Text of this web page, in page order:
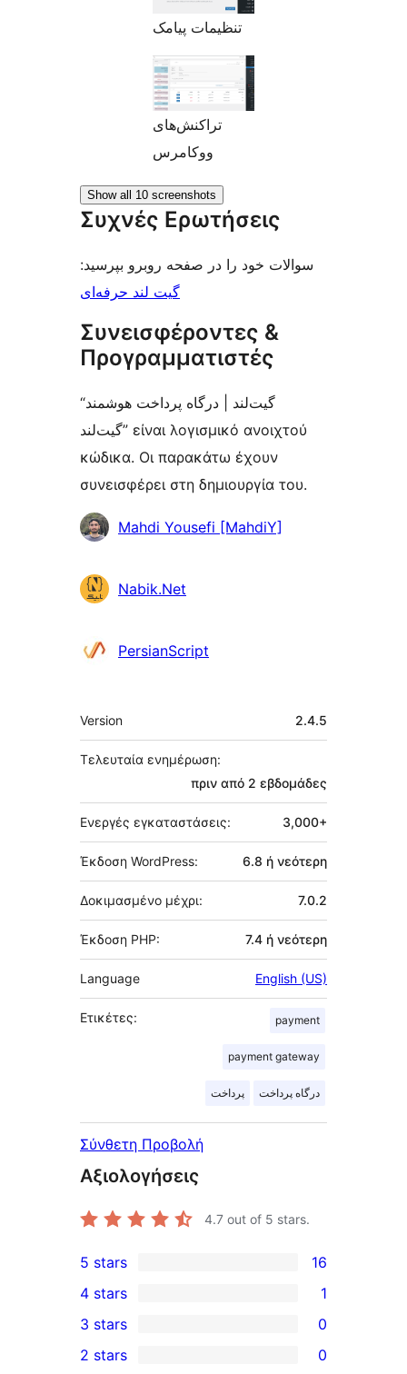
تنظیمات پیامک
تراکنش‌های
ووکامرس
Show all 10 screenshots
Συχνές Ερωτήσεις
سوالات خود را در صفحه روبرو بپرسید:
گیت لند حرفه‌ای
Συνεισφέροντες &
Προγραμματιστές
“گیت‌لند | درگاه پرداخت هوشمند
گیت‌لند” είναι λογισμικό ανοιχτού
κώδικα. Οι παρακάτω έχουν
συνεισφέρει στη δημιουργία του.
Συντελεστές
Mahdi Yousefi [MahdiY]
Nabik.Net
PersianScript
Μεταστοιχεία
Version 2.4.5
Τελευταία ενημέρωση:
πριν από 2 εβδομάδες
Ενεργές εγκαταστάσεις: 3,000+
Έκδοση WordPress: 6.8 ή νεότερη
Δοκιμασμένο μέχρι: 7.0.2
Έκδοση PHP: 7.4 ή νεότερη
Language English (US)
Ετικέτες: payment
payment gateway
پرداخت درگاه پرداخت
Σύνθετη Προβολή
Αξιολογήσεις
4.7 out of 5 stars.
16
5-
star
reviews
5 stars 16
4-
star
4 stars 1
0
3-
3 stars 0
2 stars 0